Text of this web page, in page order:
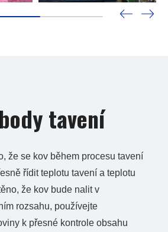
tavení
že se kov během procesu tavení
řídit teplotu tavení a teplotu
že kov bude nalit v
rozsahu, používejte
k přesné kontrole obsahu